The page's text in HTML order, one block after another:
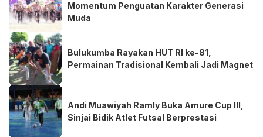
Momentum Penguatan Karakter Generasi
Muda
Bulukumba Rayakan HUT RI ke-81,
Permainan Tradisional Kembali Jadi Magnet
Andi Muawiyah Ramly Buka Amure Cup III,
Sinjai Bidik Atlet Futsal Berprestasi